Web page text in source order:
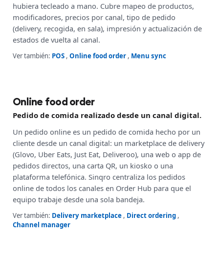
hubiera tecleado a mano. Cubre mapeo de productos,
modificadores, precios por canal, tipo de pedido
(delivery, recogida, en sala), impresión y actualización de
estados de vuelta al canal.
Ver también: POS , Online food order , Menu sync
Online food order
Pedido de comida realizado desde un canal digital.
Un pedido online es un pedido de comida hecho por un
cliente desde un canal digital: un marketplace de delivery
(Glovo, Uber Eats, Just Eat, Deliveroo), una web o app de
pedidos directos, una carta QR, un kiosko o una
plataforma telefónica. Sinqro centraliza los pedidos
online de todos los canales en Order Hub para que el
equipo trabaje desde una sola bandeja.
Ver también: Delivery marketplace , Direct ordering ,
Channel manager